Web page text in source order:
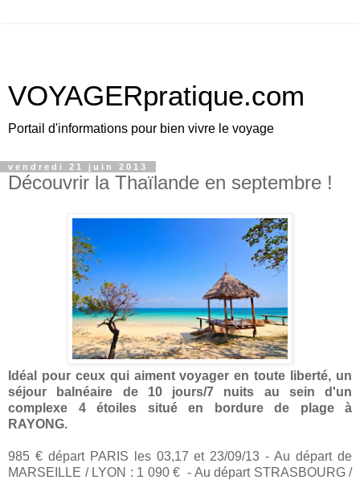
VOYAGERpratique.com
Portail d'informations pour bien vivre le voyage
vendredi 21 juin 2013
Découvrir la Thaïlande en septembre !
Idéal pour ceux qui aiment voyager en toute liberté, un
séjour balnéaire de 10 jours/7 nuits au sein d'un
complexe 4 étoiles situé en bordure de plage à
RAYONG.
985 € départ PARIS les 03,17 et 23/09/13 - Au départ de
MARSEILLE / LYON : 1 090 € - Au départ STRASBOURG /